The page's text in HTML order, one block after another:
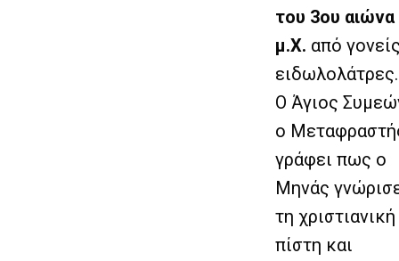
του 3ου αιώνα
μ.Χ. από
ειδωλολάτρες.
Ο Άγιος
ο
γράφει πως ο
Μηνάς
τη χριστιανική
πίστη και